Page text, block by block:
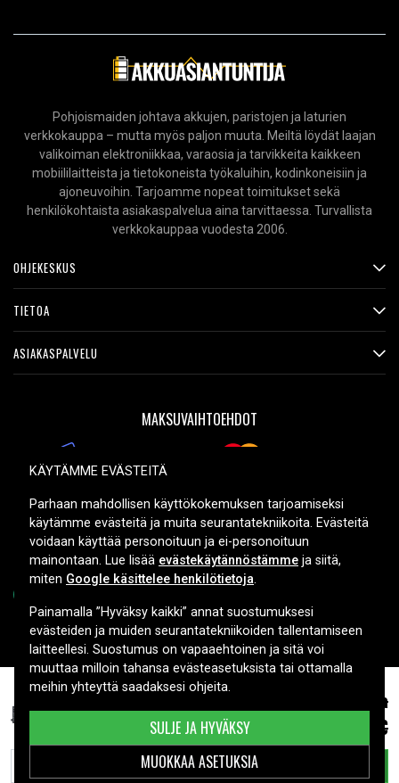
norm. Hinta
41,99 €
LISÄÄ OSTOSKORIIN
Pohjoismaiden johtava akkujen, paristojen ja laturien
verkkokauppa – mutta myös paljon muuta. Meiltä löydät laajan
valikoiman elektroniikkaa, varaosia ja tarvikkeita kaikkeen
mobiililaitteista ja tietokoneista työkaluihin, kodinkoneisiin ja
ajoneuvoihin. Tarjoamme nopeat toimitukset sekä
henkilökohtaista asiakaspalvelua aina tarvittaessa. Turvallista
verkkokauppaa vuodesta 2006.
OHJEKESKUS
TIETOA
ASIAKASPALVELU
MAKSUVAIHTOEHDOT
TOIMITUSVAIHTOEHDOT
Copyright © 2026, Spares Nordic AB
KÄYTÄMME EVÄSTEITÄ
Parhaan mahdollisen käyttökokemuksen tarjoamiseksi
käytämme evästeitä ja muita seurantatekniikoita. Evästeitä
voidaan käyttää personoituun ja ei-personoituun
mainontaan. Lue lisää evästekäytännöstämme ja siitä,
miten Google käsittelee henkilötietoja.
Painamalla ”Hyväksy kaikki” annat suostumuksesi
evästeiden ja muiden seurantatekniikoiden tallentamiseen
laitteellesi. Suostumus on vapaaehtoinen ja sitä voi
muuttaa milloin tahansa evästeasetuksista tai ottamalla
meihin yhteyttä saadaksesi ohjeita.
MUOKKAA ASETUKSIA
SULJE JA HYVÄKSY